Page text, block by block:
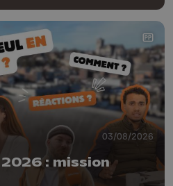
03/08/2026
: mission